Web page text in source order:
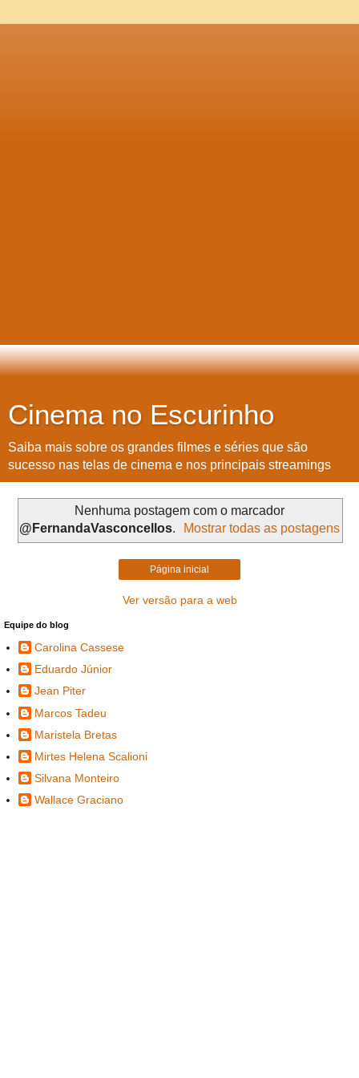
Cinema no Escurinho
Saiba mais sobre os grandes filmes e séries que são
sucesso nas telas de cinema e nos principais streamings
Nenhuma postagem com o marcador
@FernandaVasconcellos. Mostrar todas as postagens
Página inicial
Ver versão para a web
Equipe do blog
Carolina Cassese
Eduardo Júnior
Jean Piter
Marcos Tadeu
Maristela Bretas
Mirtes Helena Scalioni
Silvana Monteiro
Wallace Graciano